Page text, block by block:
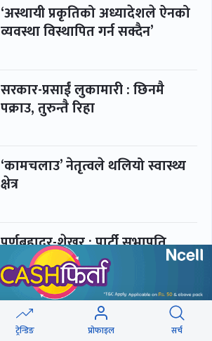
‘अस्थायी प्रकृतिको अध्यादेशले ऐनको
व्यवस्था विस्थापित गर्न सक्दैन’
सरकार-प्रसाईं लुकामारी : छिनमै
पक्राउ, तुरुन्तै रिहा
‘कामचलाउ’ नेतृत्वले थलियो स्वास्थ्य
क्षेत्र
पूर्णबहादुर-शेखर : पार्टी सभापति
ताक्थे, विभाजनको संघारमा
शशांकलाई अघि सारे
कप्तानगञ्जमा झिल्को, गोलबजारमा
ट्रेन्डिङ प्रोफाइल सर्च